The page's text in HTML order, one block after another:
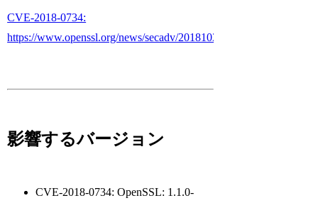
CVE-2018-0734:
https://www.openssl.org/news/secadv/20181030.txt
影響するバージョン
CVE-2018-0734: OpenSSL: 1.1.0-